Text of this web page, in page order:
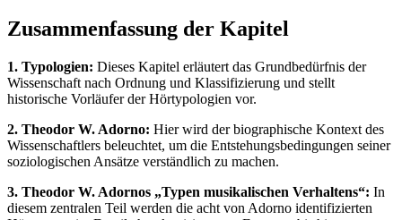
Zusammenfassung der Kapitel
1. Typologien: Dieses Kapitel erläutert das Grundbedürfnis der
Wissenschaft nach Ordnung und Klassifizierung und stellt
historische Vorläufer der Hörtypologien vor.
2. Theodor W. Adorno: Hier wird der biographische Kontext des
Wissenschaftlers beleuchtet, um die Entstehungsbedingungen seiner
soziologischen Ansätze verständlich zu machen.
3. Theodor W. Adornos „Typen musikalischen Verhaltens“: In
diesem zentralen Teil werden die acht von Adorno identifizierten